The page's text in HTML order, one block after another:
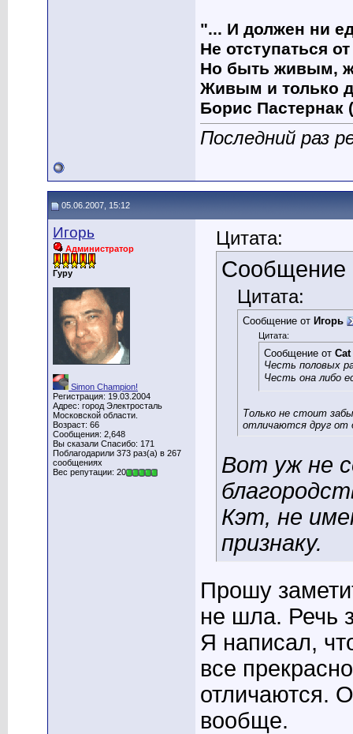
"... И должен ни
Не отступаться
Но быть живым,
Живым и только
Борис Пастернак
Последний раз
05.06.2007, 15:12
Игорь
Администратор
Гуру
Simon Champion!
Регистрация: 19.03.2004
Адрес: город Электросталь
Московской области.
Возраст: 66
Сообщения: 2,648
Вы сказали Спасибо: 171
Поблагодарили 373 раз(а) в 267
сообщениях
Вес репутации: 20
Цитата:
Сообщение
Цитата:
Сообщение от Игорь
Цитата:
Сообщение от Cat
Честь половых
Честь она либо
Только не стоит
отличаются друг от
Вот уж не
Кэт, не
признаку.
Прошу
не шла. Речь
Я написал,
все
отличаются.
вообще.